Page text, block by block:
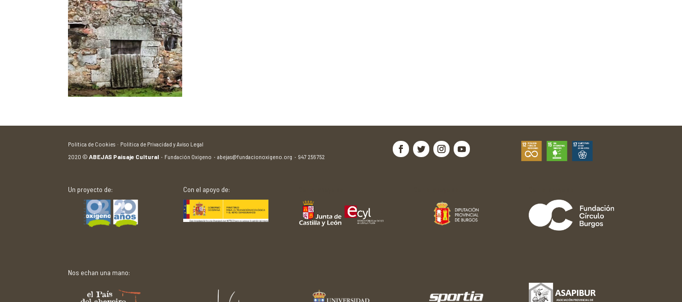
Política de Cookies · Política de Privacidad y Aviso Legal
2020 ©ABEJAS Paisaje Cultural · Fundación Oxígeno ·abejas@fundacionoxigeno.org · 947 256 752
Un proyecto de: Con el apoyo de:
Nos echan una mano: